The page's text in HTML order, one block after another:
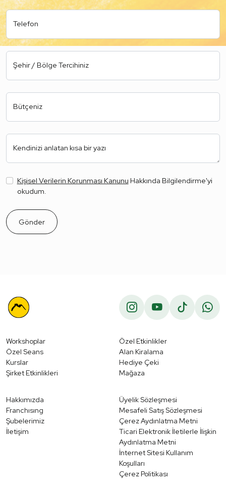
Telefon
Şehir / Bölge Tercihiniz
Bütçeniz
Kendinizi anlatan kısa bir yazı
Kişisel Verilerin Korunması Kanunu Hakkında Bilgilendirme'yi
okudum.
Gönder
Workshoplar
Özel Seans
Kurslar
Şirket Etkinlikleri
Özel Etkinlikler
Alan Kiralama
Hediye Çeki
Mağaza
Hakkımızda
Franchısıng
Şubelerimiz
İletişim
Üyelik Sözleşmesi
Mesafeli Satış Sözleşmesi
Çerez Aydınlatma Metni
Ticari Elektronik İletilerle İlişkin
Aydınlatma Metni
İnternet Sitesi Kullanım
Koşulları
Çerez Politikası